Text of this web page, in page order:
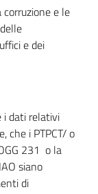
e le
e dei
i dati relativi
che i PTPCT/ o
231 o la
siano
di